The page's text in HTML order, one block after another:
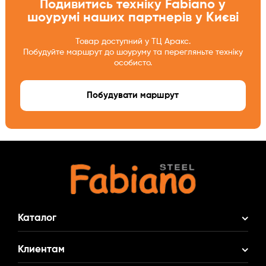
Подивитись техніку Fabiano у
шоурумі наших партнерів у Києві
Товар доступний у ТЦ Аракс.
Побудуйте маршрут до шоуруму та перегляньте техніку
особисто.
Побудувати маршрут
Каталог
Акционные Комплекты
Клиентам